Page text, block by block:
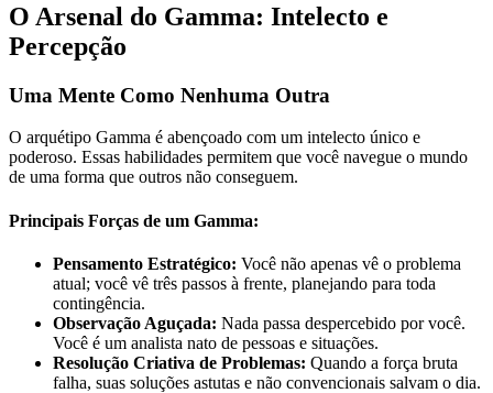
O Arsenal do Gamma: Intelecto e
Percepção
Uma Mente Como Nenhuma Outra
O arquétipo Gamma é abençoado com um intelecto único e
poderoso. Essas habilidades permitem que você navegue o mundo
de uma forma que outros não conseguem.
Principais Forças de um Gamma:
Pensamento Estratégico: Você não apenas vê o problema
atual; você vê três passos à frente, planejando para toda
contingência.
Observação Aguçada: Nada passa despercebido por você.
Você é um analista nato de pessoas e situações.
Resolução Criativa de Problemas: Quando a força bruta
falha, suas soluções astutas e não convencionais salvam o dia.